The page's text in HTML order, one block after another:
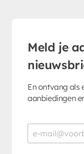
Meld je
En ontvang als
aanbiedingen